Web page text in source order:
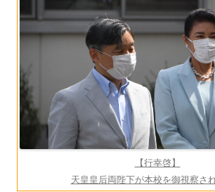
ョ
ン
【行幸啓】
天皇皇后両陛下が本校を御視察さ